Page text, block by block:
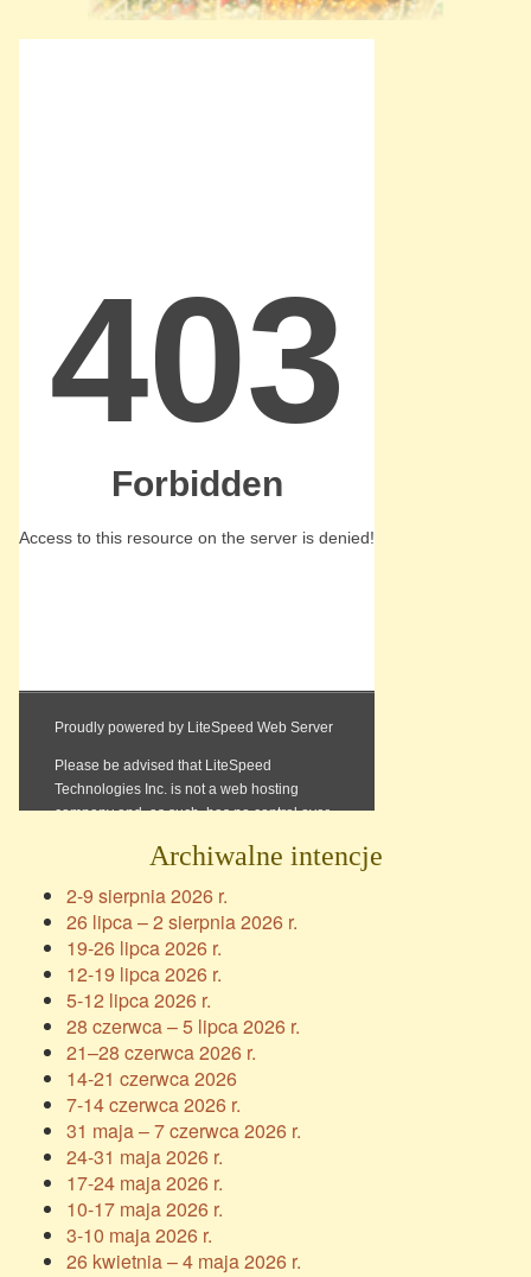
Archiwalne intencje
2-9 sierpnia 2026 r.
26 lipca – 2 sierpnia 2026 r.
19-26 lipca 2026 r.
12-19 lipca 2026 r.
5-12 lipca 2026 r.
28 czerwca – 5 lipca 2026 r.
21–28 czerwca 2026 r.
14-21 czerwca 2026
7-14 czerwca 2026 r.
31 maja – 7 czerwca 2026 r.
24-31 maja 2026 r.
17-24 maja 2026 r.
10-17 maja 2026 r.
3-10 maja 2026 r.
26 kwietnia – 4 maja 2026 r.